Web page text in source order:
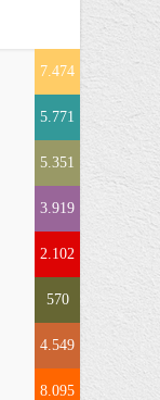
7.474
5.771
5.351
3.919
2.102
570
4.549
8.095